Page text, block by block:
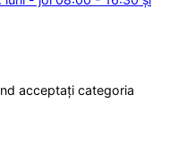
acceptați categoria